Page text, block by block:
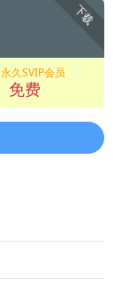
下载
永久SVIP会员
免费